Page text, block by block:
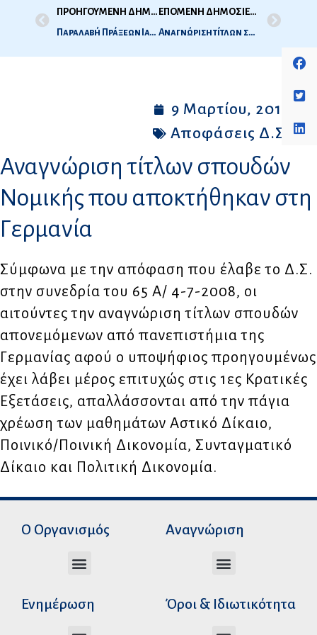
ΠΡΟΗΓΟΥΜΕΝΗ ΔΗΜΟΣΙΕΥΣΗ
Παραλαβή Πράξεων Ιατρικής Εξ. Περιόδου 2010
ΕΠΟΜΕΝΗ ΔΗΜΟΣΙΕΥΣΗ
Αναγνώριση τίτλων σπουδών Νομικής που αποκτήθηκαν σε ευρωπαϊκές χώρες με συναφές προς το ελληνικό Δίκαιο
9 Μαρτίου, 2011
Αποφάσεις Δ.Σ.
Αναγνώριση τίτλων σπουδών
Νομικής που αποκτήθηκαν στη
Γερμανία
Σύμφωνα με την απόφαση που έλαβε το Δ.Σ.
στην συνεδρία του 65 Α/ 4-7-2008, οι
αιτούντες την αναγνώριση τίτλων σπουδών
απονεμόμενων από πανεπιστήμια της
Γερμανίας αφού ο υποψήφιος προηγουμένως
έχει λάβει μέρος επιτυχώς στις 1ες Κρατικές
Εξετάσεις, απαλλάσσονται από την πάγια
χρέωση των μαθημάτων Αστικό Δίκαιο,
Ποινικό/Ποινική Δικονομία, Συνταγματικό
Δίκαιο και Πολιτική Δικονομία.
Ο Οργανισμός Αναγνώριση
Ενημέρωση Όροι & Ιδιωτικότητα